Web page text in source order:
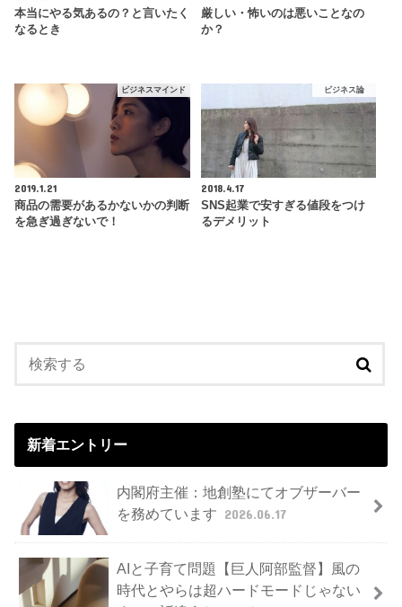
本当にやる気あるの？と言いたく
なるとき
厳しい・怖いのは悪いことなの
か？
ビジネスマインド
2019.1.21
商品の需要があるかないかの判断
を急ぎ過ぎないで！
ビジネス論
2018.4.17
SNS起業で安すぎる値段をつけ
るデメリット
新着エントリー
内閣府主催：地創塾にてオブザーバー
を務めています 2026.06.17
AIと子育て問題【巨人阿部監督】風の
時代とやらは超ハードモードじゃない